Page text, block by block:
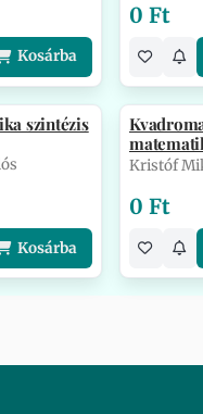
Kosárba
0 Ft
szintézis
Kosárba
Kristóf
0 Ft